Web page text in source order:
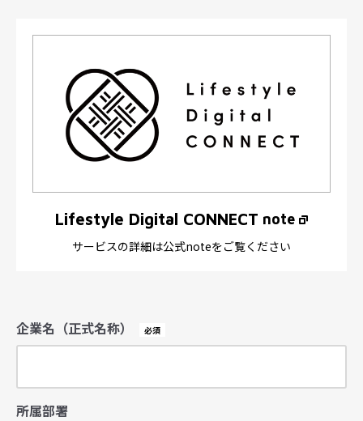
Lifestyle Digital CONNECT note
サービスの詳細は公式noteをご覧ください
企業名（正式名称）
所属部署